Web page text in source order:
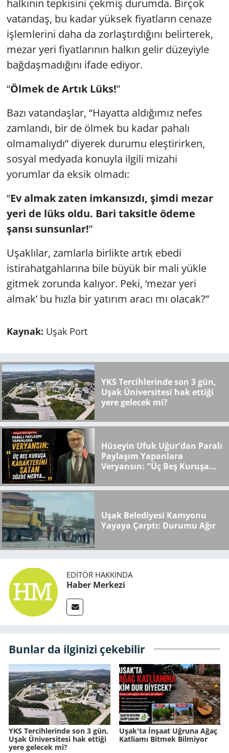
halkının tepkisini çekmiş durumda. Birçok
vatandaş, bu kadar yüksek fiyatların cenaze
işlemlerini daha da zorlaştırdığını belirterek,
mezar yeri fiyatlarının halkın gelir düzeyiyle
bağdaşmadığını ifade ediyor.
“Ölmek de Artık Lüks!”
Bazı vatandaşlar, “Hayatta aldığımız nefes
zamlandı, bir de ölmek bu kadar pahalı
olmamalıydı” diyerek durumu eleştirirken,
sosyal medyada konuyla ilgili mizahi
yorumlar da eksik olmadı:
“Ev almak zaten imkansızdı, şimdi mezar
yeri de lüks oldu. Bari taksitle ödeme
şansı sunsunlar!”
Uşaklılar, zamlarla birlikte artık ebedi
istirahatgahlarına bile büyük bir mali yükle
gitmek zorunda kalıyor. Peki, ‘mezar yeri
almak’ bu hızla bir yatırım aracı mı olacak?”
Kaynak: Uşak Port
YKS Tercihlerinde son 3 gün,
Uşak Üniversitesi hak ettiği
yere gelecek mi?
Hüseyin Ufuk Uğur'dan Paralı
Paylaşım Yapanlara
Veryansın: "Üç Beş Kuruşa
Medya..."
Uşak Belediyesi Kamyonu
Yayaya Çarptı: Durumu Ağır
EDITÖR HAKKINDA
Haber Merkezi
Bunlar da ilginizi çekebilir
YKS Tercihlerinde son 3 gün,
Uşak Üniversitesi hak ettiği
yere gelecek mi?
Uşak'ta İnşaat Uğruna Ağaç
Katliamı Bitmek Bilmiyor